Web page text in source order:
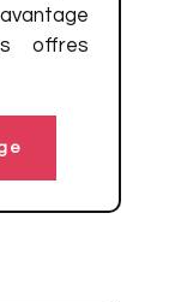
offres